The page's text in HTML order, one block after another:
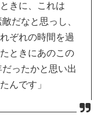
きに、これは
だなと思っし、
ぞれの時間を過
ときにあのこの
ったかと思い出
んです」